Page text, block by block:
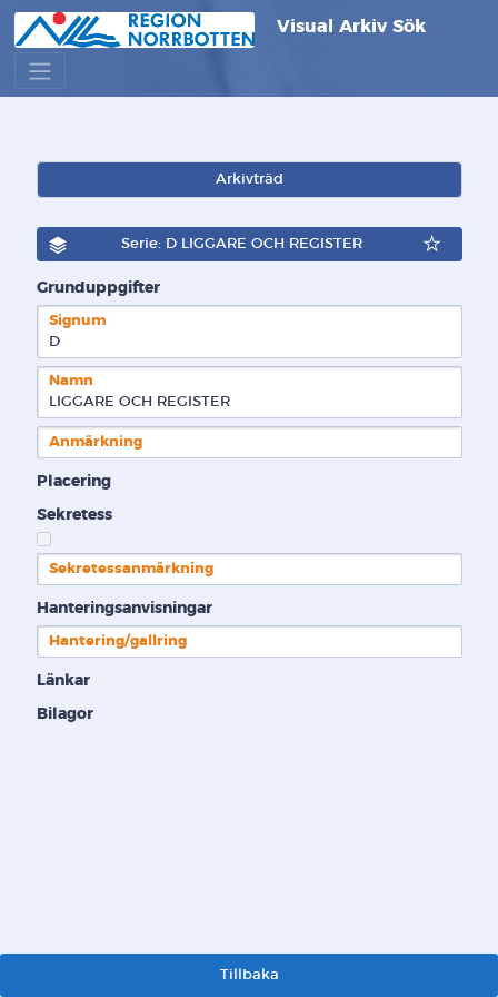
Visual Arkiv Sök
Arkivträd
Serie: D LIGGARE OCH REGISTER
Grunduppgifter
Signum
D
Namn
LIGGARE OCH REGISTER
Anmärkning
Placering
Sekretess
Sekretessanmärkning
Hanteringsanvisningar
Hantering/gallring
Länkar
Bilagor
Tillbaka